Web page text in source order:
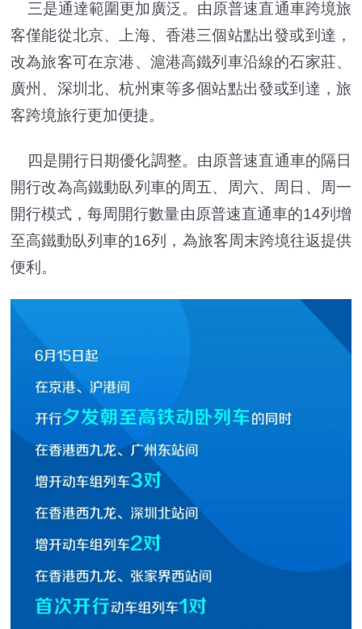
三是通達範圍更加廣泛。由原普速直通車跨境旅
客僅能從北京、上海、香港三個站點出發或到達，
改為旅客可在京港、滬港高鐵列車沿線的石家莊、
廣州、深圳北、杭州東等多個站點出發或到達，旅
客跨境旅行更加便捷。
四是開行日期優化調整。由原普速直通車的隔日
開行改為高鐵動臥列車的周五、周六、周日、周一
開行模式，每周開行數量由原普速直通車的14列增
至高鐵動臥列車的16列，為旅客周末跨境往返提供
便利。